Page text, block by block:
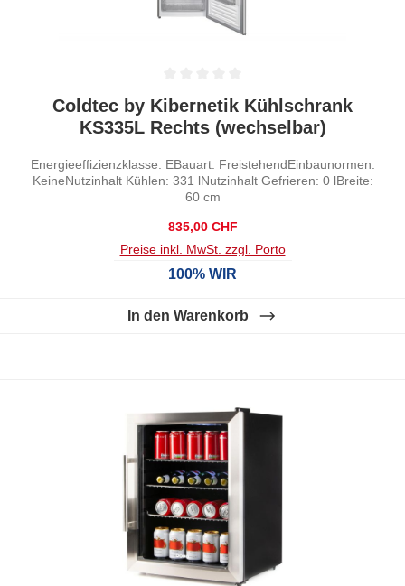
Durchschnittliche Bewertung von 0 von 5 Sternen
Coldtec by Kibernetik Kühlschrank
KS335L Rechts (wechselbar)
Energieeffizienzklasse: EBauart: FreistehendEinbaunormen:
KeineNutzinhalt Kühlen: 331 lNutzinhalt Gefrieren: 0 lBreite:
60 cm
Regulärer Preis:
835,00 CHF
Preise inkl. MwSt. zzgl. Porto
100% WIR
In den Warenkorb